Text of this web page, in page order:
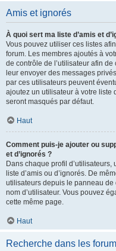
Amis et ignorés
À quoi sert ma liste d’amis et
Vous pouvez utiliser ces listes
forum. Les membres ajoutés à
de contrôle de l’utilisateur afin
leur envoyer des messages
par ces utilisateurs peuvent
ajoutez un utilisateur à votre liste
seront masqués par défaut.
Haut
Comment puis-je ajouter ou
et d’ignorés ?
Dans chaque profil
liste d’amis ou d’ignorés. De
utilisateurs depuis le panneau de
nom d’utilisateur. Vous pouvez
cette même page.
Haut
Recherche dans les